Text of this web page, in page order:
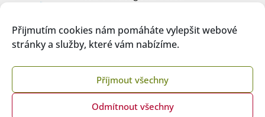
Přijmutím cookies nám pomáháte vylepšit webové
stránky a služby, které vám nabízíme.
Příjmout všechny
Odmítnout všechny